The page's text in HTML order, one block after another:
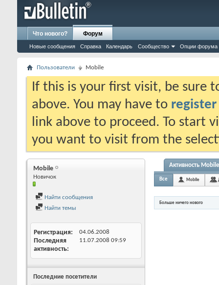
Что нового? Форум
Новые сообщения Справка Календарь Сообщество Опции форума
Пользователи Mobile
If this is your first visit, be sure
above. You may have to register
link above to proceed. To start
you want to visit from the
Mobile
Новичок
Найти сообщения
Найти темы
Регистрация 04.06.2008
Последняя
активность
11.07.2008 09:59
Последние посетители
Активность Mobile
Все Mobile
Больше ничего нового